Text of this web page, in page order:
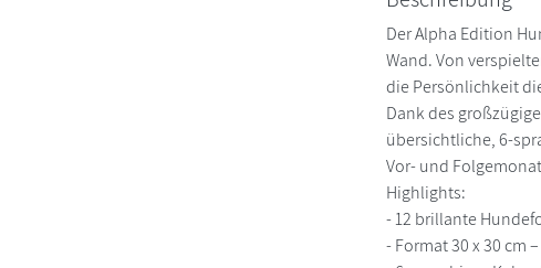
Der Alpha Edition
Wand. Von
die Persönlichkeit
Dank des
übersichtliche, 6-
Vor- und
Highlights:
- 12 brillante
- Format 30 x 30 cm